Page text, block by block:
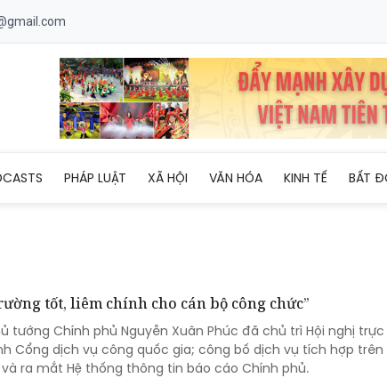
PHÁP LUẬT XÃ HỘI VĂN HÓA KINH TẾ BẤT
tốt, liêm chính cho cán bộ công chức”
tướng Chính phủ Nguyễn Xuân Phúc đã chủ trì Hội nghị
Cổng dịch vụ công quốc gia; công bố dịch vụ tích hợp trên
ra mắt Hệ thống thông tin báo cáo Chính phủ.